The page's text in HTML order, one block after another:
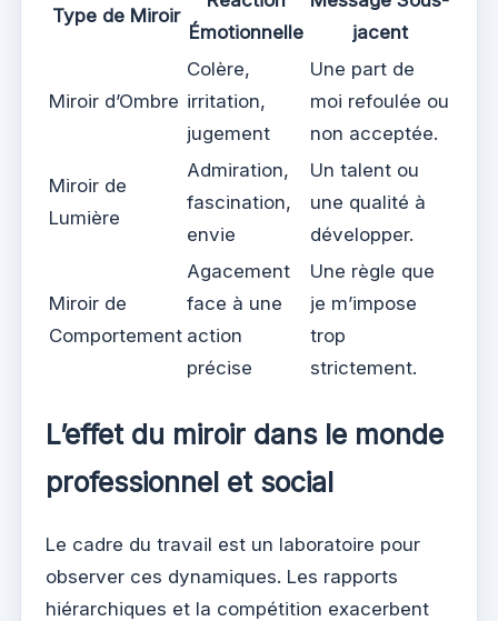
Type de Miroir
Émotionnelle
jacent
Miroir d’Ombre
Colère,
irritation,
jugement
Une part de
moi refoulée ou
non acceptée.
Miroir de
Lumière
Admiration,
fascination,
envie
Un talent ou
une qualité à
développer.
Miroir de
Comportement
Agacement
face à une
action
précise
Une règle que
je m’impose
trop
strictement.
L’effet du miroir dans le monde
professionnel et social
Le cadre du travail est un laboratoire pour
observer ces dynamiques. Les rapports
hiérarchiques et la compétition exacerbent